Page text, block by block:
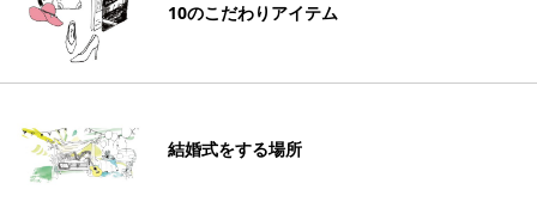
10のこだわりアイテム
結婚式をする場所